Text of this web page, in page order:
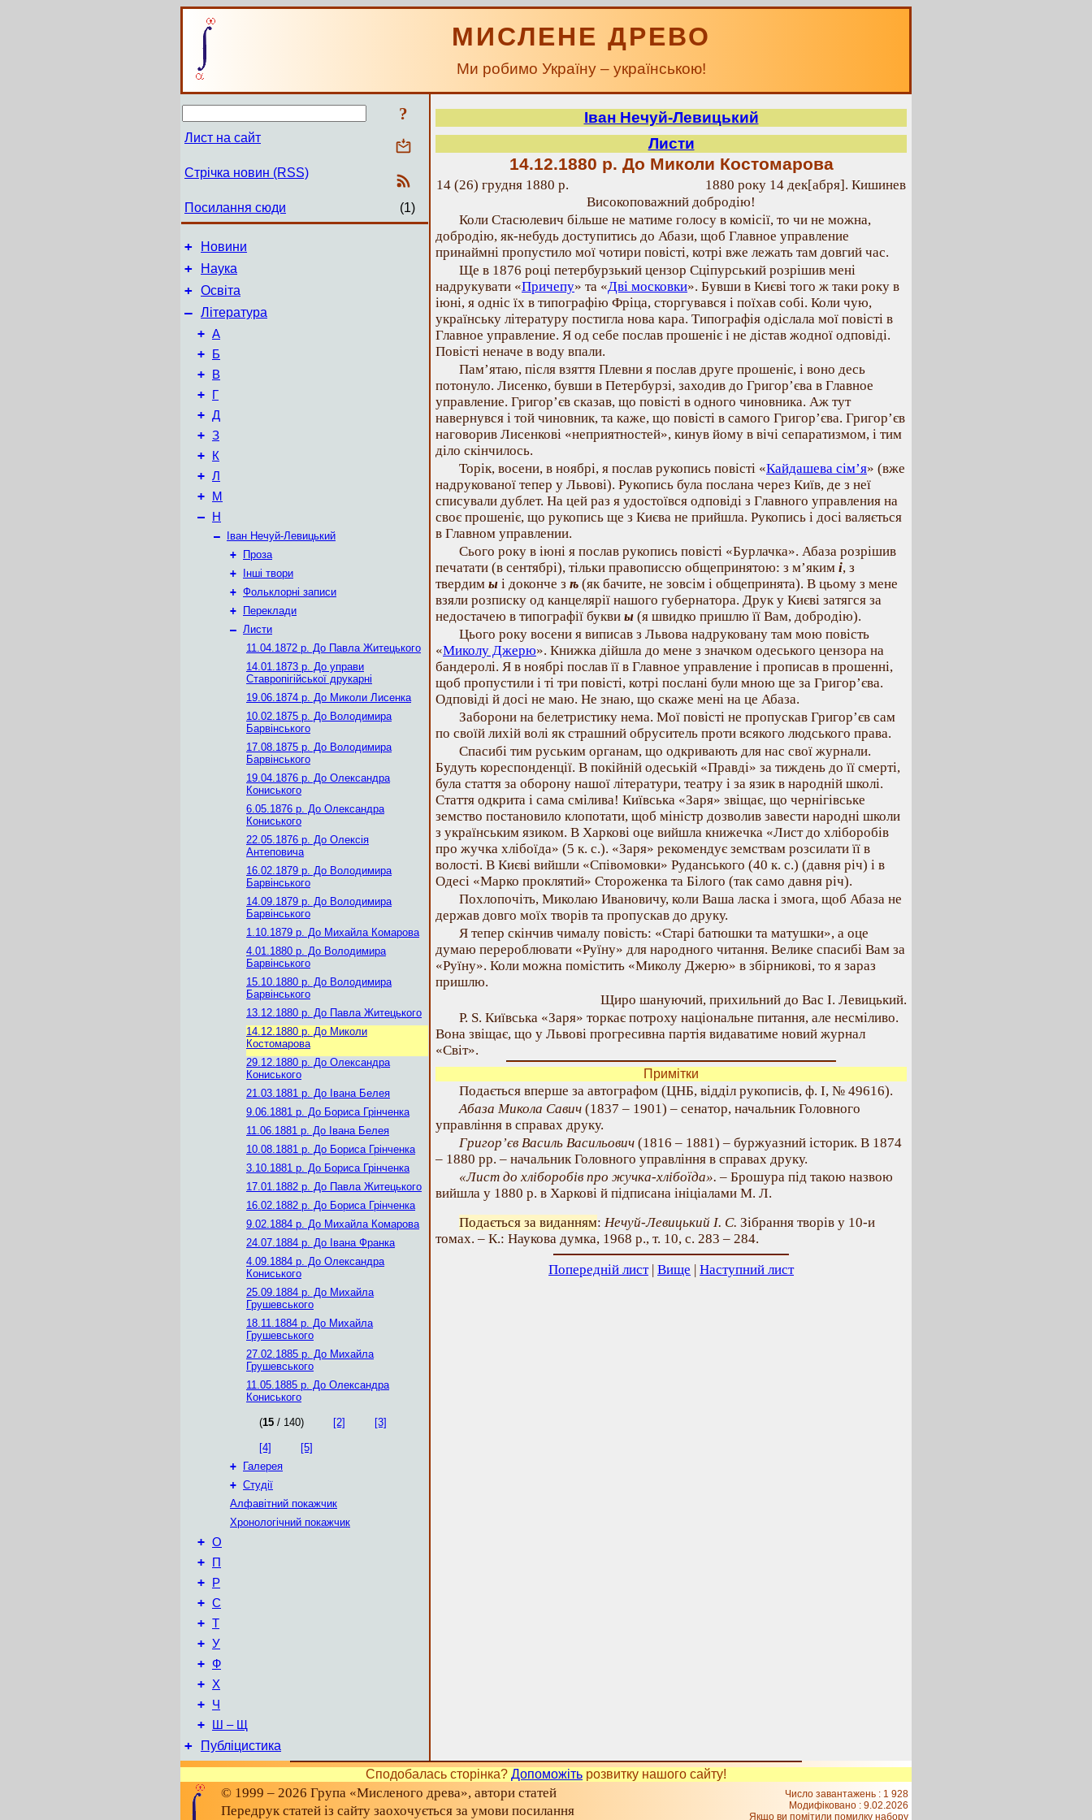
МИСЛЕНЕ ДРЕВО
Ми робимо Україну – українською!
?
Лист на сайт
Стрічка новин (RSS)
Посилання сюди (1)
+ Новини
+ Наука
+ Освіта
– Література
+ А
+ Б
+ В
+ Г
+ Д
+ З
+ К
+ Л
+ М
– Н
–
Іван Нечуй-Левицький
+
Проза
+
Інші твори
+ Фольклорні записи
+
Переклади
– Листи
11.04.1872 р. До Павла Житецького
14.01.1873 р. До управи
Ставропігійської друкарні
19.06.1874 р. До Миколи Лисенка
10.02.1875 р. До Володимира
Барвінського
17.08.1875 р. До Володимира
Барвінського
19.04.1876 р. До Олександра
Кониського
6.05.1876 р. До Олександра
Кониського
22.05.1876 р. До Олексія
Антеповича
16.02.1879 р. До Володимира
Барвінського
14.09.1879 р. До Володимира
Барвінського
1.10.1879 р. До Михайла Комарова
4.01.1880 р. До Володимира
Барвінського
15.10.1880 р. До Володимира
Барвінського
13.12.1880 р. До Павла Житецького
14.12.1880 р. До Миколи
Костомарова
29.12.1880 р. До Олександра
Кониського
21.03.1881 р. До Івана Белея
9.06.1881 р. До Бориса Грінченка
11.06.1881 р. До Івана Белея
10.08.1881 р. До Бориса Грінченка
3.10.1881 р. До Бориса Грінченка
17.01.1882 р. До Павла Житецького
16.02.1882 р. До Бориса Грінченка
9.02.1884 р. До Михайла Комарова
24.07.1884 р. До Івана Франка
4.09.1884 р. До Олександра
Кониського
25.09.1884 р. До Михайла
Грушевського
18.11.1884 р. До Михайла
Грушевського
27.02.1885 р. До Михайла
Грушевського
11.05.1885 р. До Олександра
Кониського
(15 / 140) [2] [3]
[4]
[5]
+
Галерея
+ Студії
Алфавітний покажчик
Хронологічний покажчик
+ О
+ П
+ Р
+ С
+ Т
+ У
+ Ф
+ Х
+ Ч
+ Ш – Щ
+ Публіцистика
Іван Нечуй-Левицький
Листи
14.12.1880 р. До Миколи Костомарова
14 (26) грудня 1880 р.
1880 року 14 дек[абря]. Кишинев
Високоповажний добродію!
Коли Стасюлевич більше не матиме голосу в комісії, то чи не можна,
добродію, як-небудь доступитись до Абази, щоб Главное управление
принаймні пропустило мої чотири повісті, котрі вже лежать там довгий час.
Ще в 1876 році петербурзький цензор Сціпурський розрішив мені
надрукувати «Причепу» та «Дві московки». Бувши в Києві того ж таки року в
іюні, я одніс їх в типографію Фріца, сторгувався і поїхав собі. Коли чую,
українську літературу постигла нова кара. Типографія одіслала мої повісті в
Главное управление. Я од себе послав прошеніє і не дістав жодної одповіді.
Повісті неначе в воду впали.
Пам’ятаю, після взяття Плевни я послав друге прошеніє, і воно десь
потонуло. Лисенко, бувши в Петербурзі, заходив до Григор’єва в Главное
управление. Григор’єв сказав, що повісті в одного чиновника. Аж тут
навернувся і той чиновник, та каже, що повісті в самого Григор’єва. Григор’єв
наговорив Лисенкові «неприятностей», кинув йому в вічі сепаратизмом, і тим
діло скінчилось.
Торік, восени, в ноябрі, я послав рукопись повісті «Кайдашева сім’я» (вже
надрукованої тепер у Львові). Рукопись була послана через Київ, де з неї
списували дублет. На цей раз я удостоївся одповіді з Главного управления на
своє прошеніє, що рукопись ще з Києва не прийшла. Рукопись і досі валяється
в Главном управлении.
Сього року в іюні я послав рукопись повісті «Бурлачка». Абаза розрішив
печатати (в сентябрі), тільки правописсю общепринятою: з м’яким і, з
твердим ы і доконче з ѣ (як бачите, не зовсім і общепринята). В цьому з мене
взяли розписку од канцелярії нашого губернатора. Друк у Києві затягся за
недостачею в типографії букви ы (я швидко пришлю її Вам, добродію).
Цього року восени я виписав з Львова надруковану там мою повість
«Миколу Джерю». Книжка дійшла до мене з значком одеського цензора на
бандеролі. Я в ноябрі послав її в Главное управление і прописав в прошенні,
щоб пропустили і ті три повісті, котрі послані були мною ще за Григор’єва.
Одповіді й досі не маю. Не знаю, що скаже мені на це Абаза.
Заборони на белетристику нема. Мої повісті не пропускав Григор’єв сам
по своїй лихій волі як страшний обруситель проти всякого людського права.
Спасибі тим руським органам, що одкривають для нас свої журнали.
Будуть кореспонденції. В покійній одеській «Правді» за тиждень до її смерті,
була стаття за оборону нашої літератури, театру і за язик в народній школі.
Стаття одкрита і сама смілива! Київська «Заря» звіщає, що чернігівське
земство постановило клопотати, щоб міністр дозволив завести народні школи
з українським язиком. В Харкові оце вийшла книжечка «Лист до хліборобів
про жучка хлібоїда» (5 к. с.). «Заря» рекомендує земствам розсилати її в
волості. В Києві вийшли «Співомовки» Руданського (40 к. с.) (давня річ) і в
Одесі «Марко проклятий» Стороженка та Білого (так само давня річ).
Похлопочіть, Миколаю Ивановичу, коли Ваша ласка і змога, щоб Абаза не
держав довго моїх творів та пропускав до друку.
Я тепер скінчив чималу повість: «Старі батюшки та матушки», а оце
думаю перероблювати «Руїну» для народного читання. Велике спасибі Вам за
«Руїну». Коли можна помістить «Миколу Джерю» в збірникові, то я зараз
пришлю.
Щиро шануючий, прихильний до Вас І. Левицький.
P. S. Київська «Заря» торкає потроху національне питання, але несміливо.
Вона звіщає, що у Львові прогресивна партія видаватиме новий журнал
«Світ».
Примітки
Подається вперше за автографом (ЦНБ, відділ рукописів, ф. І, № 49616).
Абаза Микола Савич (1837 – 1901) – сенатор, начальник Головного
управління в справах друку.
Григор’єв Василь Васильович (1816 – 1881) – буржуазний історик. В 1874
– 1880 рр. – начальник Головного управління в справах друку.
«Лист до хліборобів про жучка-хлібоїда». – Брошура під такою назвою
вийшла у 1880 р. в Харкові й підписана ініціалами М. Л.
Подається за виданням: Нечуй-Левицький І. С. Зібрання творів у 10-и
томах. – К.: Наукова думка, 1968 р., т. 10, с. 283 – 284.
Попередній лист| Вище | Наступний лист
Сподобалась сторінка? Допоможіть розвитку нашого сайту!
© 1999 – 2026 Група «Мисленого древа», автори статей
Передрук статей із сайту заохочується за умови посилання
Число завантажень : 1 928
Модифіковано : 9.02.2026
Якщо ви помітили помилку набору